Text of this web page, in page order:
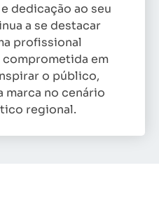
dedicação ao seu
a se destacar
profissional
em
o público,
marca no cenário
regional.